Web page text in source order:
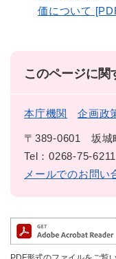
価について
このページに関
本庁機関 企画政
〒389-0601
坂城
Tel：0268-75-6211
メールでのお問い